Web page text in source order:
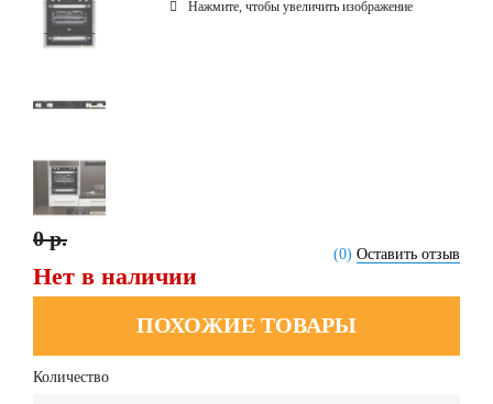
Нажмите, чтобы увеличить изображение
(0) Оставить отзыв
0 р.
Нет в наличии
ПОХОЖИЕ ТОВАРЫ
Количество